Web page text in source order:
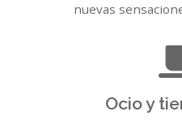
nuevas
Ocio y